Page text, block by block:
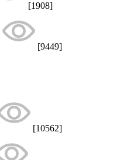
[1908]
[9449]
[10562]